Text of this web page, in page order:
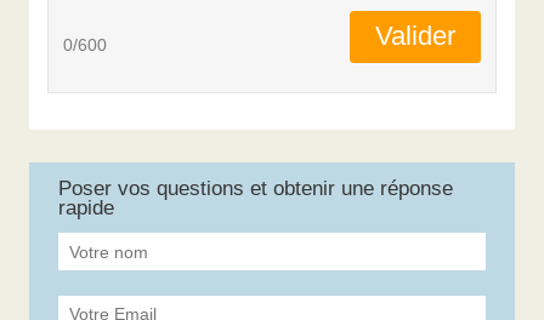
0/600 Valider
Poser vos questions et obtenir une réponse
rapide